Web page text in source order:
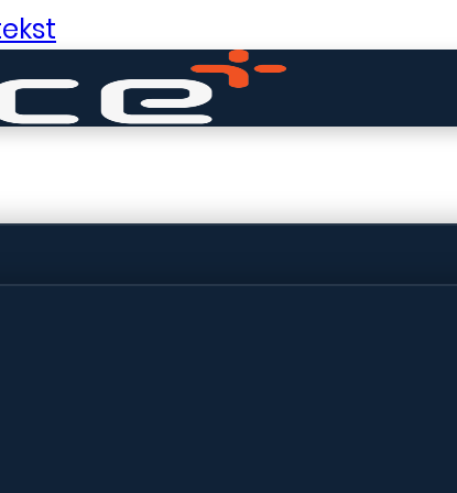
dingen
winkel wordt momenteel